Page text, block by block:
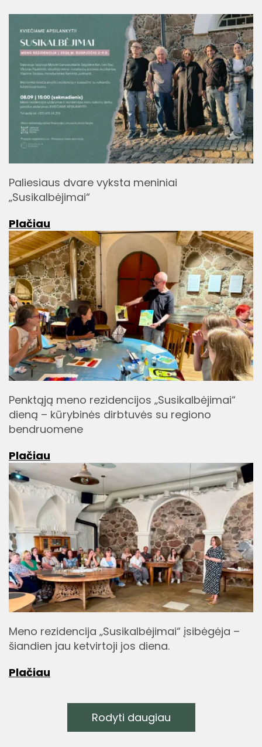
Paliesiaus dvare vyksta meniniai
„Susikalbėjimai“
Plačiau
Penktąją meno rezidencijos „Susikalbėjimai“
dieną – kūrybinės dirbtuvės su regiono
bendruomene
Plačiau
Meno rezidencija „Susikalbėjimai“ įsibėgėja –
šiandien jau ketvirtoji jos diena.
Plačiau
Rodyti daugiau